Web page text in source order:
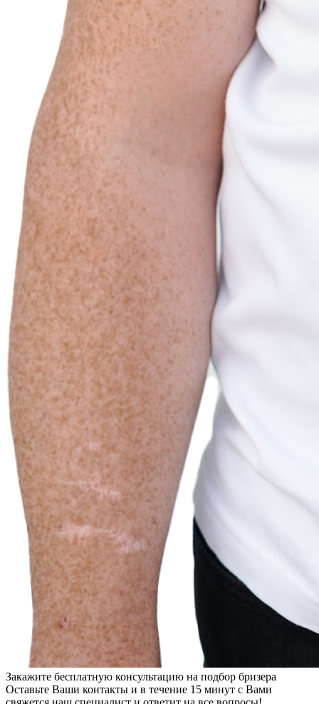
Закажите бесплатную консультацию на подбор бризера
Оставьте Ваши контакты и в течение 15 минут с Вами